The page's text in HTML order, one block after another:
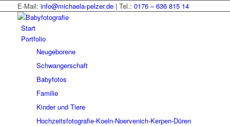
E-Mail: info@michaela-pelzer.de| Tel.: 0176 – 636 815 14
Start
Portfolio
Neugeborene
Schwangerschaft
Babyfotos
Familie
Kinder und Tiere
Hochzeitsfotografie-Koeln-Noervenich-Kerpen-Düren